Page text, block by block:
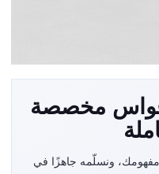
مخصصة
ونسلّمه جاهزًا في